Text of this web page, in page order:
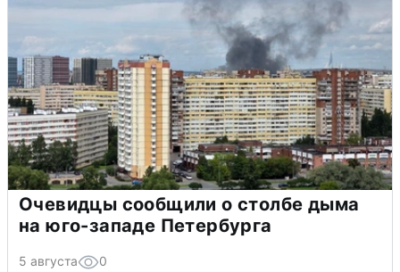
Очевидцы сообщили о столбе дыма
на юго-западе Петербурга
5 августа 0